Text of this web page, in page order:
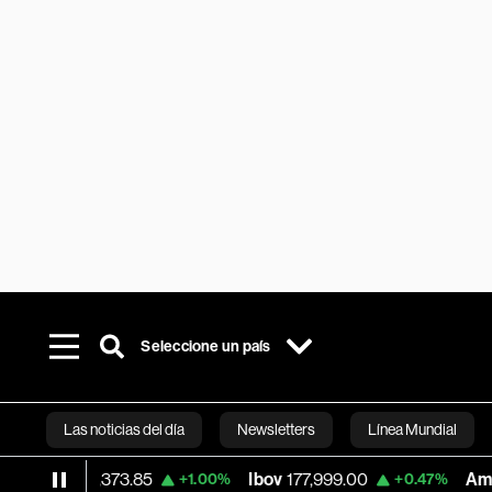
Seleccione un país
Las noticias del día Newsletters Línea Mundial
Bloomberg
25,373.85 +1.00% Ibov 177,999.00 +0.47% América